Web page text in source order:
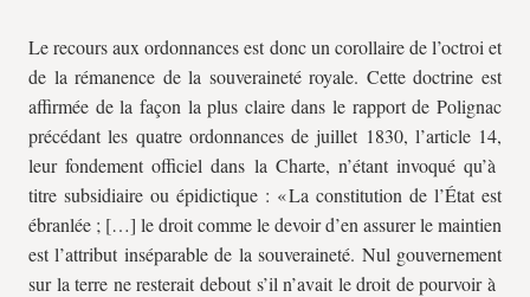
Le recours aux ordonnances est donc un corollaire de l’octroi et
de la rémanence de la souveraineté royale. Cette doctrine est
affirmée de la façon la plus claire dans le rapport de Polignac
précédant les quatre ordonnances de juillet 1830, l’article 14,
leur fondement officiel dans la Charte, n’étant invoqué qu’à
titre subsidiaire ou épidictique : « La constitution de l’État est
ébranlée ; […] le droit comme le devoir d’en assurer le maintien
est l’attribut inséparable de la souveraineté. Nul gouvernement
sur la terre ne resterait debout s’il n’avait le droit de pourvoir à